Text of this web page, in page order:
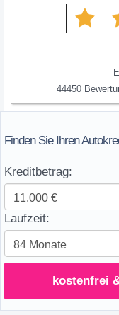
44450
Finden Sie Ihren
Kreditbetrag:
Laufzeit:
kostenfrei